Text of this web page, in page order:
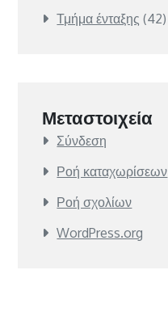
Τμήμα ένταξης (42)
Μεταστοιχεία
Σύνδεση
Ροή καταχωρίσεων
Ροή σχολίων
WordPress.org